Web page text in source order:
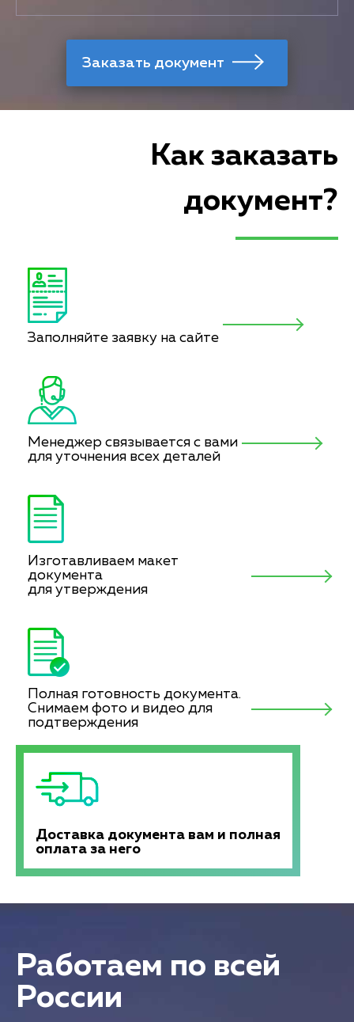
Как заказать
документ?
Заполняйте заявку на сайте
Менеджер связывается с вами
для уточнения всех деталей
Изготавливаем макет
документа
для утверждения
Полная готовность документа.
Снимаем фото и видео для
подтверждения
Доставка документа вам и полная
оплата за него
Работаем по всей
России